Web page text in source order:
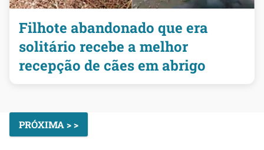
Filhote abandonado que era
solitário recebe a melhor
recepção de cães em abrigo
PRÓXIMA > >